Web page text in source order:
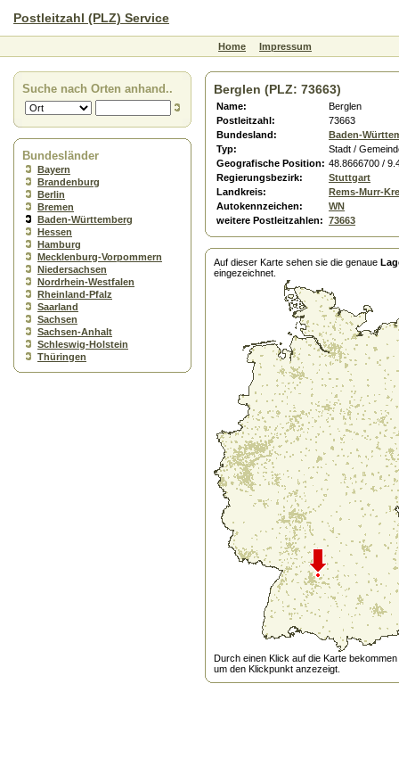
Postleitzahl (PLZ) Service
Home Impressum
Suche nach Orten anhand..
Bundesländer
Bayern
Brandenburg
Berlin
Bremen
Baden-Württemberg
Hessen
Hamburg
Mecklenburg-Vorpommern
Niedersachsen
Nordrhein-Westfalen
Rheinland-Pfalz
Saarland
Sachsen
Sachsen-Anhalt
Schleswig-Holstein
Thüringen
Berglen (PLZ: 73663)
Name:
Berglen
Postleitzahl:
73663
Bundesland:
Baden-
Typ:
Stadt /
Geografische Position: 48.8666700 /
Regierungsbezirk:
Stuttgart
Landkreis:
Rems-Murr-
Autokennzeichen:
WN
weitere Postleitzahlen: 73663
Auf dieser Karte sehen sie die genaue
eingezeichnet.
Durch einen Klick auf die Karte
um den Klickpunkt anzezeigt.